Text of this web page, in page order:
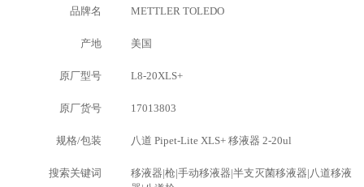
品牌名 METTLER TOLEDO
产地 美国
原厂型号 L8-20XLS+
原厂货号 17013803
规格/包装 八道 Pipet-Lite XLS+ 移液器 2-20ul
搜索关键词
移液器|枪|手动移液器|半支灭菌移液器|八道移液